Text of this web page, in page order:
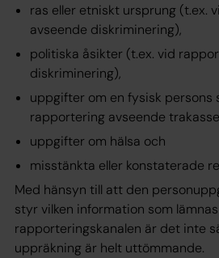
ras eller etniskt ursprung (t.ex.
avseende diskriminering),
politiska åsikter (t.ex. vid
diskriminering),
uppgifter om en fysisk persons
rapportering avseende
uppgifter om hälsa och
misstänkta eller konstaterade
Med hänsyn till att den
styr vilken information som
rapporteringskanalen är det inte
uppräkning är helt uttömmande.